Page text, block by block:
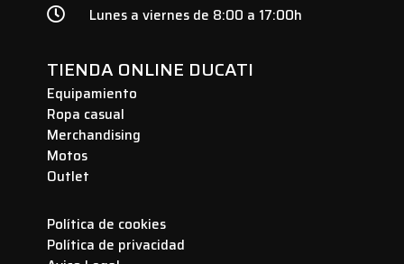
 Lunes a viernes de 8:00 a 17:00h
TIENDA ONLINE DUCATI
Equipamiento
Ropa casual
Merchandising
Motos
Outlet
Política de cookies
Política de privacidad